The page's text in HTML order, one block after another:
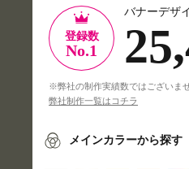
登録数
No.1
バナーデザ
※弊社の制作実績数ではございま
弊社制作一覧はコチラ
メインカラーから探す